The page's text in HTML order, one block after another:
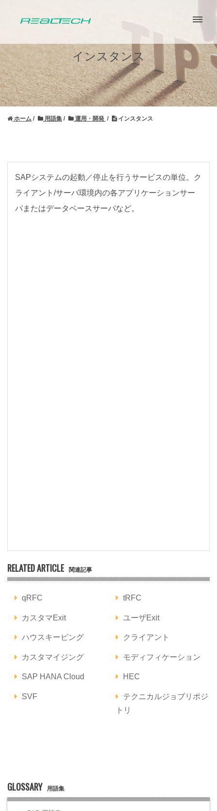
インスタンス
ホーム 用語集 運用・開発 インスタンス
GLOSSARY 用語集
SAPシステムの起動／停止を行うサービスの単位。ク
ライアント/サーバ環境内の各アプリケーションサー
バまたはデータベースサーバなど。
RELATED ARTICLE 関連記事
qRFC tRFC
カスタマExit ユーザExit
ハウスキーピング クライアント
カスタマイジング モディフィケーション
SAP HANA Cloud HEC
SVF
テクニカルジョブリポジ
トリ